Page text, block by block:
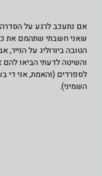
אם נתעכב לרגע על הסדרה
שאני חשבתי שתהמם את
הטובה ביורוליג על הנייר,
והשיטה לדעתי הביאו
לספרדים (והאמת, אני די
השמיני).